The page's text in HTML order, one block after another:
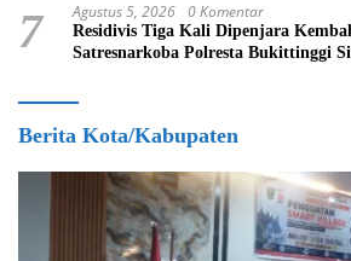
7 Agustus 5, 2026 0 Komentar
Residivis Tiga Kali Dipenjara
Satresnarkoba Polresta Bukittinggi
Berita Kota/Kabupaten